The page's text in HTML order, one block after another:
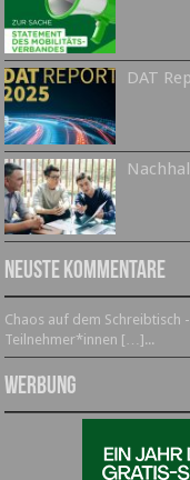
DAT
Neuste Kommentare
Chaos auf dem
Teilnehmer*innen […]...
Werbung